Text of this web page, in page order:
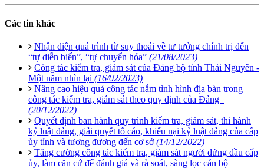
Các tin khác
Nhận diện quá trình từ suy thoái về tư tưởng chính trị đến
“tự diễn biến”, “tự chuyển hóa” (21/08/2023)
Công tác kiểm tra, giám sát của Đảng bộ tỉnh Thái Nguyên -
Một năm nhìn lại (16/02/2023)
Nâng cao hiệu quả công tác nắm tình hình địa bàn trong
công tác kiểm tra, giám sát theo quy định của Đảng
(20/12/2022)
Quyết định ban hành quy trình kiểm tra, giám sát, thi hành
kỷ luật đảng, giải quyết tố cáo, khiếu nại kỷ luật đảng của cấp
ủy tỉnh và tương đương đến cơ sở(14/12/2022)
Tăng cường công tác kiểm tra, giám sát người đứng đầu cấp
ủy, làm căn cứ để đánh giá và rà soát, sàng lọc cán bộ